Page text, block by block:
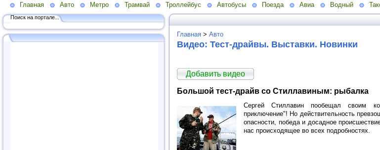
Главная Авто Метро Трамвай Троллейбус Автобусы Поезда Авиа Водный
Поиск на портале...
Главная > Авто
Видео: Тест-драйвы. Выставки. Новинки
Добавить видео
Большой тест-драйв со Стиллавиным: рыбалка
Сергей Стиллавин пообещал своим
приключение"! Но действительность
опасности, победа и досадное
нас происходящее во всех подробностях.